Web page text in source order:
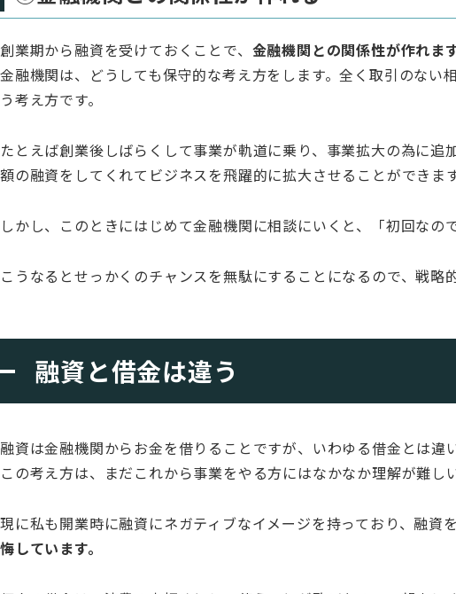
創業期から融資を受けておくことで、 金融機関との関係性が作れます
金融機関は、どうしても保守的な考え方をします。全く取引のな
う考え方です。
たとえば創業後しばらくして事業が軌道に乗り、事業拡大の為に
額の融資をしてくれてビジネスを飛躍的に拡大させることができます
しかし、このときにはじめて金融機関に相談にいくと、「初回な
こうなるとせっかくのチャンスを無駄にすることになるので、戦略
融資と借金は違う
融資は金融機関からお金を借りることですが、いわゆる借金とは違い
この考え方は、まだこれから事業をやる方にはなかなか理解が難し
現に私も開業時に融資にネガティブなイメージを持っており、融
悔しています。